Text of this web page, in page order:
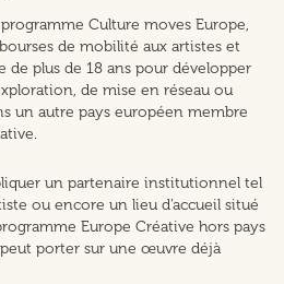
Culture moves Europe,
de mobilité aux artistes et
de plus de 18 ans pour développer
de mise en réseau ou
un autre pays européen membre
un partenaire institutionnel tel
ou encore un lieu d’accueil situé
Europe Créative hors pays
porter sur une œuvre déjà